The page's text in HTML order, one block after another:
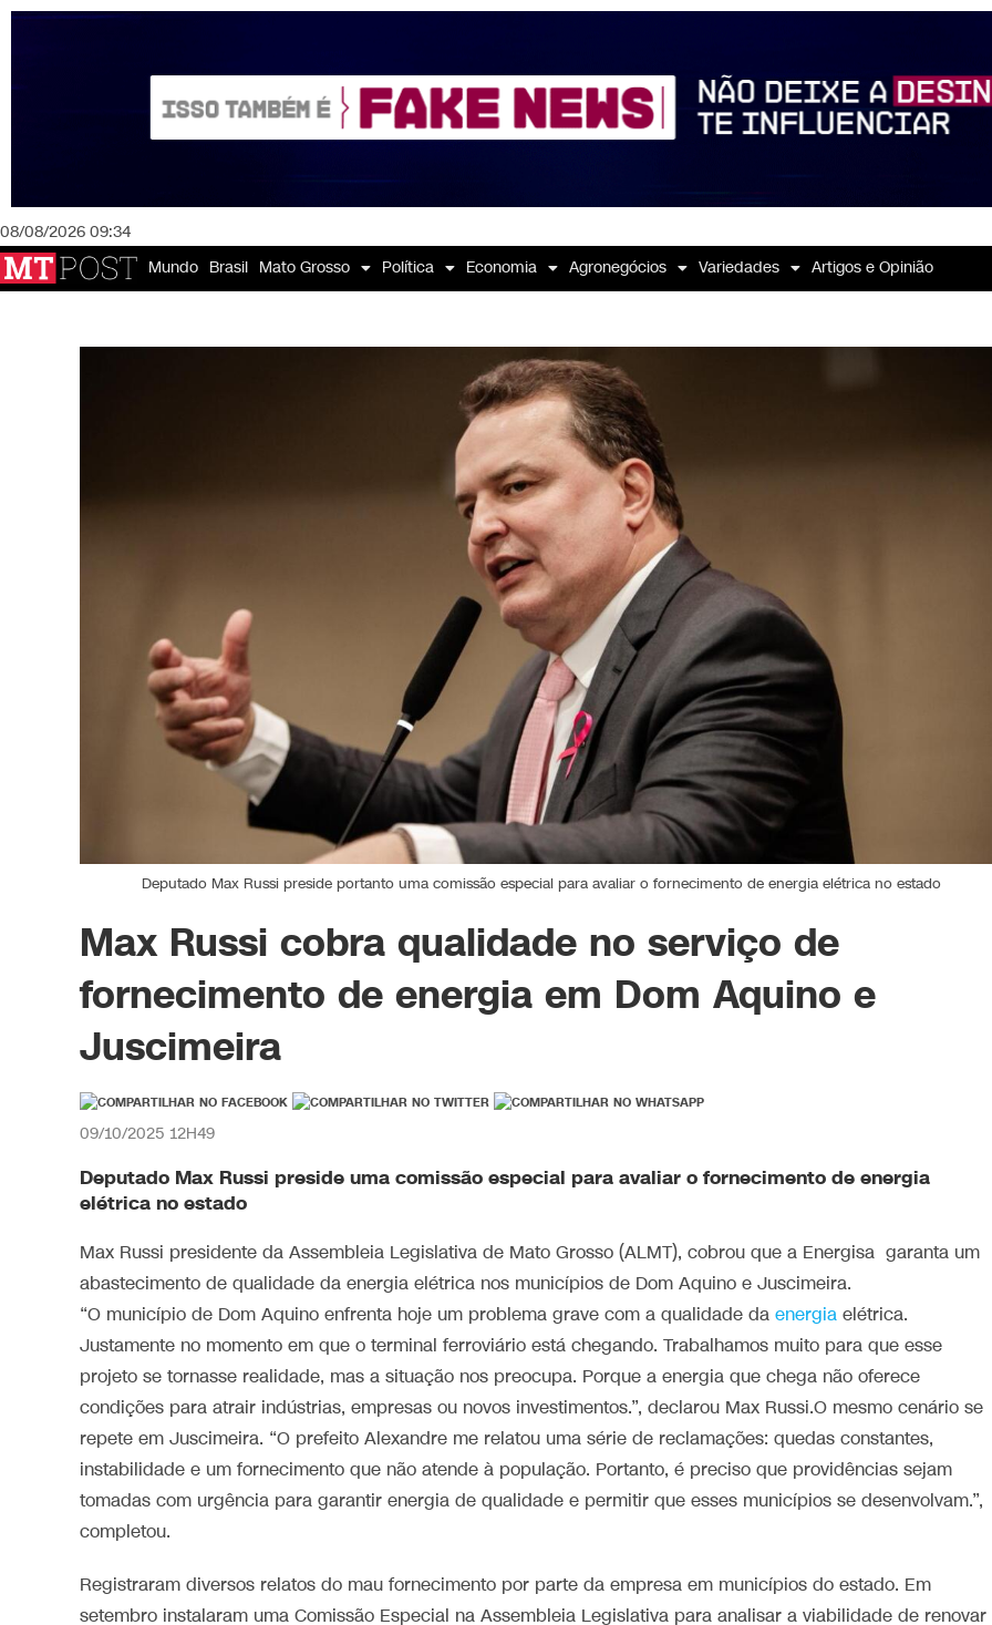
08/08/2026 09:34
Mundo Brasil Mato Grosso Política Economia Agronegócios Variedades Artigos e Opinião
Deputado Max Russi preside portanto uma comissão especial para avaliar o fornecimento de energia elétrica no estado
Max Russi cobra qualidade no serviço de
fornecimento de energia em Dom Aquino e
Juscimeira
09/10/2025 12H49
Deputado Max Russi preside uma comissão especial para avaliar o fornecimento de energia
elétrica no estado
Max Russi presidente da Assembleia Legislativa de Mato Grosso (ALMT), cobrou que a Energisa garanta um
abastecimento de qualidade da energia elétrica nos municípios de Dom Aquino e Juscimeira.
“O município de Dom Aquino enfrenta hoje um problema grave com a qualidade da energia elétrica.
Justamente no momento em que o terminal ferroviário está chegando. Trabalhamos muito para que esse
projeto se tornasse realidade, mas a situação nos preocupa. Porque a energia que chega não oferece
condições para atrair indústrias, empresas ou novos investimentos.”, declarou Max Russi.O mesmo cenário se
repete em Juscimeira. “O prefeito Alexandre me relatou uma série de reclamações: quedas constantes,
instabilidade e um fornecimento que não atende à população. Portanto, é preciso que providências sejam
tomadas com urgência para garantir energia de qualidade e permitir que esses municípios se desenvolvam.”,
completou.
Registraram diversos relatos do mau fornecimento por parte da empresa em municípios do estado. Em
setembro instalaram uma Comissão Especial na Assembleia Legislativa para analisar a viabilidade de renovar